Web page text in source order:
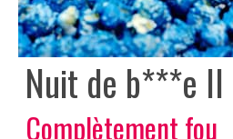
Nuit de b***e II
Complètement fou